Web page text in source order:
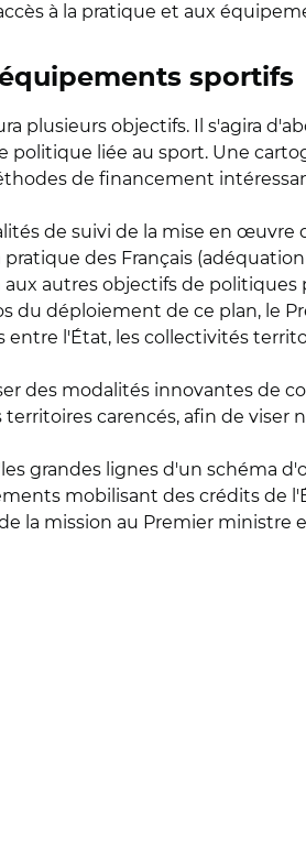
à la pratique et aux
sportifs
plusieurs objectifs. Il s'agira
liée au sport. Une
de financement
de suivi de la mise en
des Français
autres objectifs de
du déploiement de ce plan, le
l'État, les collectivités
des modalités innovantes de
carencés, afin de
grandes lignes d'un schéma
mobilisant des crédits de
la mission au Premier